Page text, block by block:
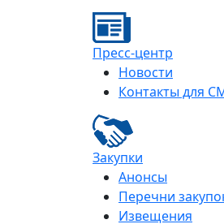
Пресс-центр
Новости
Контакты для
Закупки
Анонсы
Перечни
Извещения